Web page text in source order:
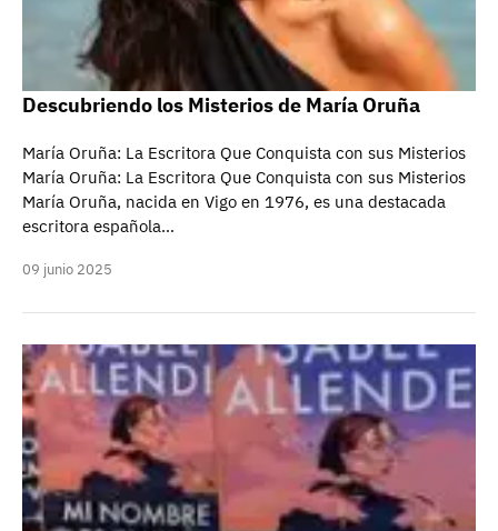
Descubriendo los Misterios de María Oruña
María Oruña: La Escritora Que Conquista con sus Misterios
María Oruña: La Escritora Que Conquista con sus Misterios
María Oruña, nacida en Vigo en 1976, es una destacada
escritora española…
09 junio 2025